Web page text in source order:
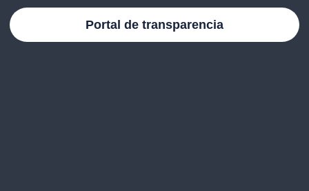
Portal de transparencia